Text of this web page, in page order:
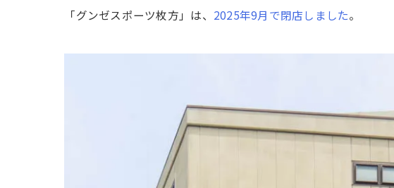
「グンゼスポーツ枚方」は、 2025年9月で閉店しました。